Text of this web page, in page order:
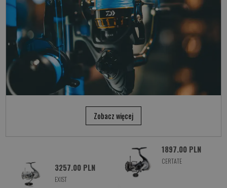
Zobacz więcej
3257.00 PLN
EXIST
1897.00 PLN
CERTATE